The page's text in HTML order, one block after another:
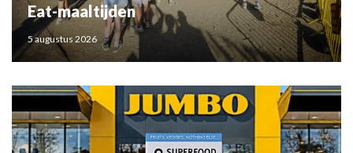
Eat-maaltijden
5 augustus 2026